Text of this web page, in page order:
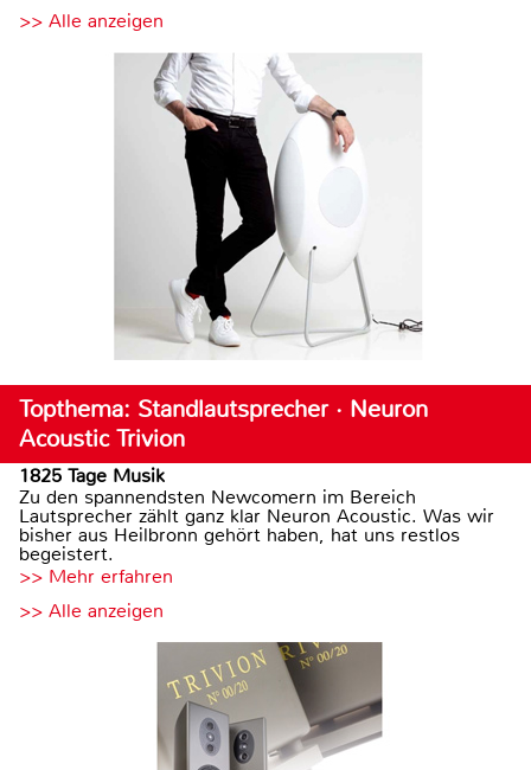
>> Alle anzeigen
Topthema: Standlautsprecher · Neuron
Acoustic Trivion
1825 Tage Musik
Zu den spannendsten Newcomern im Bereich
Lautsprecher zählt ganz klar Neuron Acoustic. Was wir
bisher aus Heilbronn gehört haben, hat uns restlos
begeistert.
>> Mehr erfahren
>> Alle anzeigen